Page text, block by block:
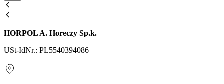
HORPOL A. Horeczy Sp.k.
USt-IdNr.: PL5540394086